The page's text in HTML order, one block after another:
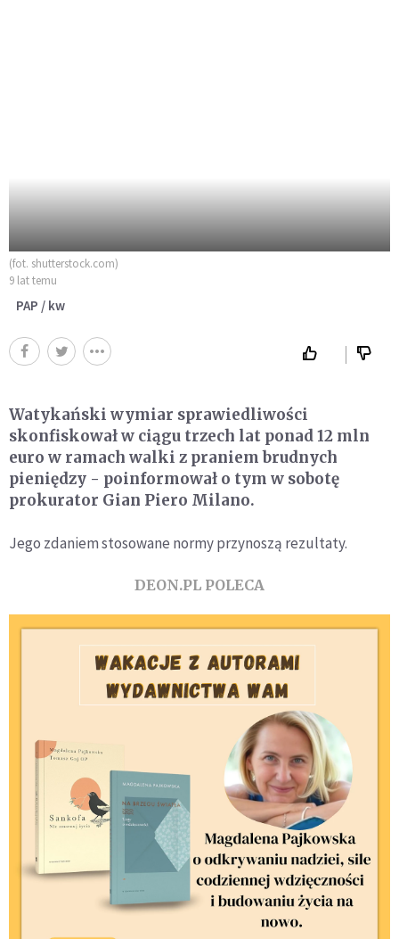
(fot. shutterstock.com)
9 lat temu
PAP / kw
Watykański wymiar sprawiedliwości
skonfiskował w ciągu trzech lat ponad 12 mln
euro w ramach walki z praniem brudnych
pieniędzy - poinformował o tym w sobotę
prokurator Gian Piero Milano.
Jego zdaniem stosowane normy przynoszą rezultaty.
DEON.PL POLECA